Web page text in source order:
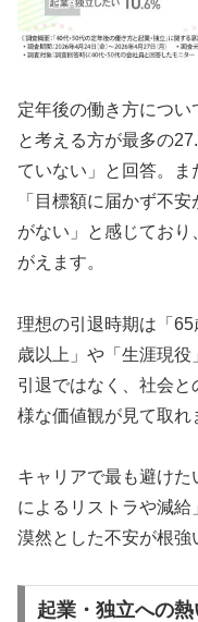
定年後の働き方につい
と考える方が最多の
ていない」と回答。
「目標額に届かず不
がない」と感じてお
がえます。
理想の引退時期は「
歳以上」や「生涯現
引退ではなく、社会
様な価値観が見て取れ
キャリアで最も避け
によるリストラや減
漠然とした不安が根強
起業・独立への熱